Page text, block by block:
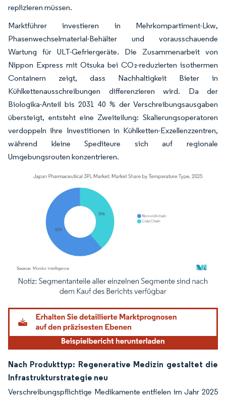
replizieren müssen.
Marktführer investieren in Mehrkompartiment-Lkw,
Phasenwechselmaterial-Behälter und vorausschauende
Wartung für ULT-Gefriergeräte. Die Zusammenarbeit von
Nippon Express mit Otsuka bei CO₂-reduzierten isothermen
Containern zeigt, dass Nachhaltigkeit Bieter in
Kühlkettenausschreibungen differenzieren wird. Da der
Biologika-Anteil bis 2031 40 % der Verschreibungsausgaben
übersteigt, entsteht eine Zweiteilung: Skalierungsoperatoren
verdoppeln ihre Investitionen in Kühlketten-Exzellenzzentren,
während kleine Spediteure sich auf regionale
Umgebungsrouten konzentrieren.
Bild © Mordor Intelligence. Wiederverwendung erfordert Namensnennung
Nach Produkttyp: Regenerative Medizin gestaltet die
Infrastrukturstrategie neu
Verschreibungspflichtige Medikamente entfielen im Jahr 2025